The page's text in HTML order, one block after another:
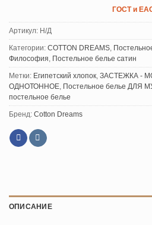
ГОСТ и
Артикул: Н/Д
Категории: COTTON DREAMS
Философия
Постельное белье сатин
Метки: Египетский хлопок ЗАСТЕЖКА -
ОДНОТОННОЕ
Постельное белье ДЛЯ
постельное белье
Бренд: Cotton Dreams
ОПИСАНИЕ